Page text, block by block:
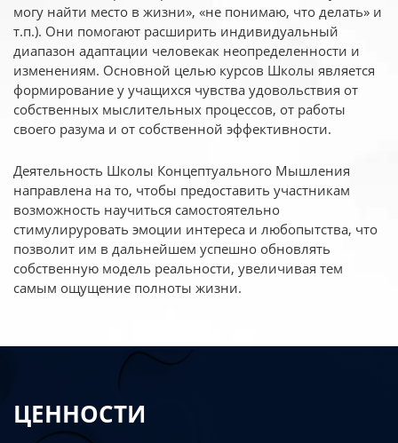
могу найти место в жизни», «не понимаю, что делать» и
т.п.). Они помогают расширить индивидуальный
диапазон адаптации человекак неопределенности и
изменениям. Основной целью курсов Школы является
формирование у учащихся чувства удовольствия от
собственных мыслительных процессов, от работы
своего разума и от собственной эффективности.
Деятельность Школы Концептуального Мышления
направлена на то, чтобы предоставить участникам
возможность научиться самостоятельно
стимулируровать эмоции интереса и любопытства, что
позволит им в дальнейшем успешно обновлять
собственную модель реальности, увеличивая тем
самым ощущение полноты жизни.
ЦЕННОСТИ